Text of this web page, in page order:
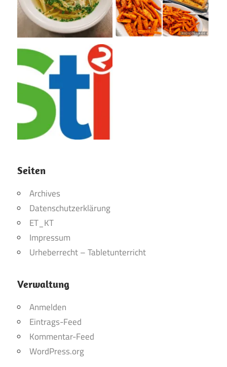
Seiten
Archives
Datenschutzerklärung
ET_KT
Impressum
Urheberrecht – Tabletunterricht
Verwaltung
Anmelden
Eintrags-Feed
Kommentar-Feed
WordPress.org